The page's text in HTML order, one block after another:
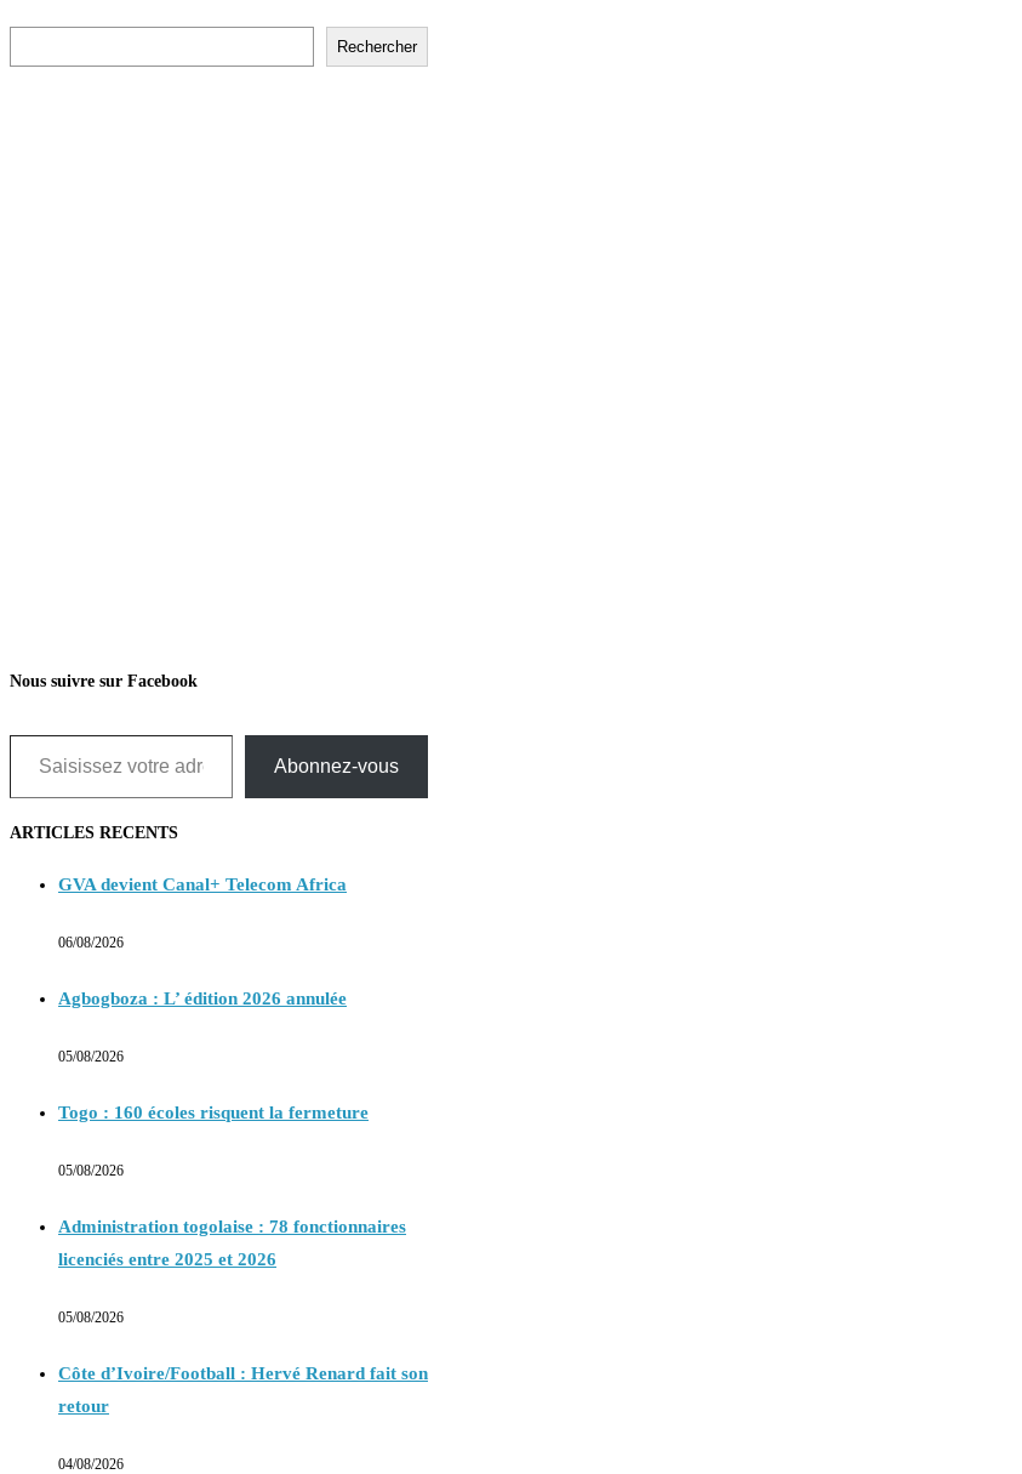
Rechercher
Rechercher
Nous suivre sur Facebook
Saisissez votre adresse e-mail…
Abonnez-vous
ARTICLES RECENTS
GVA devient Canal+ Telecom Africa
06/08/2026
Agbogboza : L’ édition 2026 annulée
05/08/2026
Togo : 160 écoles risquent la fermeture
05/08/2026
Administration togolaise : 78 fonctionnaires
licenciés entre 2025 et 2026
05/08/2026
Côte d’Ivoire/Football : Hervé Renard fait son
retour
04/08/2026